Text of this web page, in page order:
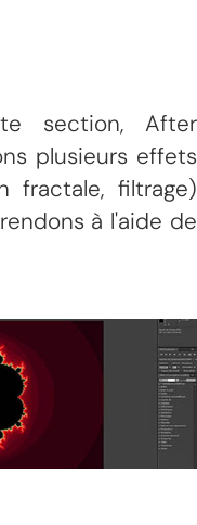
section, After
plusieurs effets
fractale, filtrage)
à l'aide de